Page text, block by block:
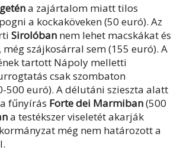
a zajártalom miatt tilos
a kockaköveken (50 euró). Az
Sirolóban nem lehet macskákat és
szájkosárral sem (155 euró). A
tartott Nápoly melletti
csak szombaton
500 euró). A délutáni szieszta alatt
fűnyírás Forte dei Marmiban(500
a testékszer viseletét akarják
még nem határozott a